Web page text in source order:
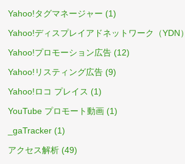
Yahoo!タグマネージャー (1)
Yahoo!ディスプレイアドネットワーク（YDN）
Yahoo!プロモーション広告 (12)
Yahoo!リスティング広告 (9)
Yahoo!ロコ プレイス (1)
YouTube プロモート動画 (1)
_gaTracker (1)
アクセス解析 (49)